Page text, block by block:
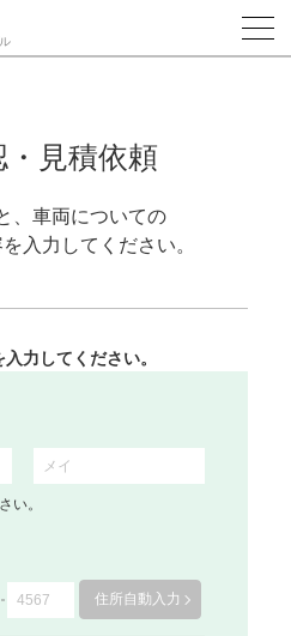
見積依頼
、車両についての
入力してください。
力してください。
い。
住所自動入力